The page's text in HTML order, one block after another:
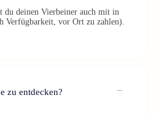
du deinen Vierbeiner auch mit in
Verfügbarkeit, vor Ort zu zahlen).
zu entdecken?